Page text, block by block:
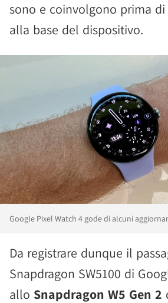
sono e coinvolgono prima
alla base del dispositivo.
Google Pixel Watch 4 gode di alcuni
Da registrare dunque il
Snapdragon SW5100 di
allo Snapdragon W5 Gen 2